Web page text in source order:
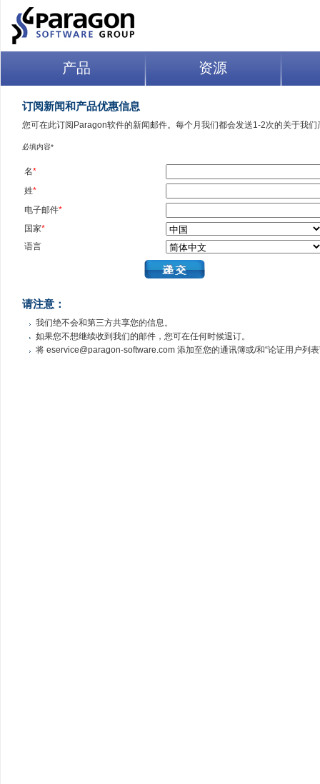
产品 资源
订阅新闻和产品优惠信息
您可在此订阅Paragon软件的新闻邮件。每个月我们都会发送1-2次的关于我
必填内容*
名*
姓*
电子邮件*
国家*
语言
请注意：
我们绝不会和第三方共享您的信息。
如果您不想继续收到我们的邮件，您可在任何时候退订。
将 eservice@paragon-software.com 添加至您的通讯簿或/和“论证用户列